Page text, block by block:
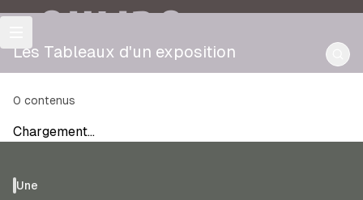
OULIPO
Les Tableaux d'un exposition
0 contenus
Chargement…
Une